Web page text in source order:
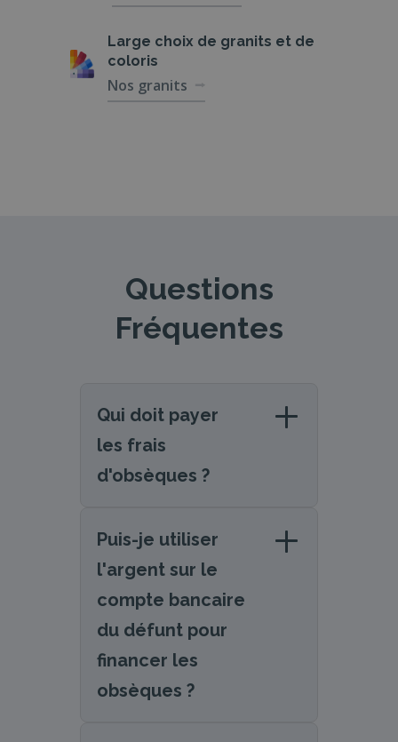
Large choix de granits et de
coloris
Nos granits
Questions
Fréquentes
Qui doit payer
les frais
d'obsèques ?
Puis-je utiliser
l'argent sur le
compte bancaire
du défunt pour
financer les
obsèques ?